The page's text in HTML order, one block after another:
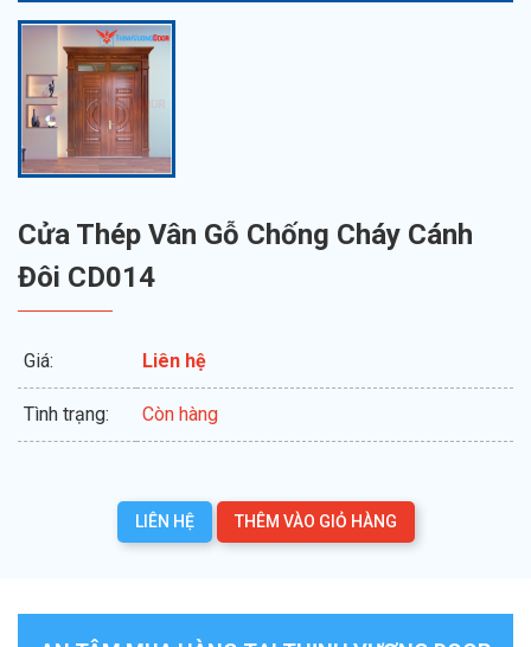
Cửa Thép Vân Gỗ Chống Cháy Cánh
Đôi CD014
Giá: Liên hệ
Tình trạng: Còn hàng
LIÊN HỆ THÊM VÀO GIỎ HÀNG